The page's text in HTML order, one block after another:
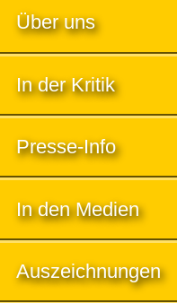
Über uns
In der Kritik
Presse-Info
In den Medien
Auszeichnungen